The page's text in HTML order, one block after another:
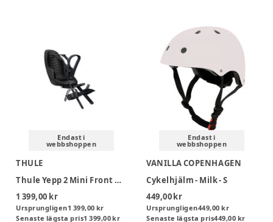
Endast i
webbshoppen
THULE
Thule Yepp 2 Mini Front Mount Cykelsits - Black
1 399,00 kr
Ursprungligen1 399,00 kr
Senaste lägsta pris1 399,00 kr
Endast i
webbshoppen
VANILLA COPENHAGEN
Cykelhjälm - Milk - S
449,00 kr
Ursprungligen449,00 kr
Senaste lägsta pris449,00 kr